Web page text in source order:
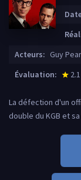
Acteurs: Guy
Évaluation:
La défection d'un
double du KGB et